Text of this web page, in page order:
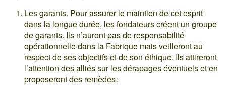
Les garants. Pour assurer le maintien de cet esprit
dans la longue durée, les fondateurs créent un groupe
de garants. Ils n’auront pas de responsabilité
opérationnelle dans la Fabrique mais veilleront au
respect de ses objectifs et de son éthique. Ils attireront
l’attention des alliés sur les dérapages éventuels et en
proposeront des remèdes ;